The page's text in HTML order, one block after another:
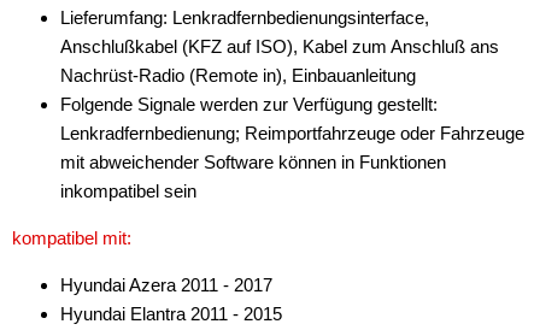
für Alfa Romeo
für Audi
für BMW
für Buick
für Citroen
Lieferumfang: Lenkradfernbedienungsinterface,
Anschlußkabel (KFZ auf ISO), Kabel zum Anschluß ans
Nachrüst-Radio (Remote in), Einbauanleitung
Folgende Signale werden zur Verfügung gestellt:
Lenkradfernbedienung; Reimportfahrzeuge oder Fahrzeuge
mit abweichender Software können in Funktionen
inkompatibel sein
kompatibel mit:
Hyundai Azera 2011 - 2017
Hyundai Elantra 2011 - 2015